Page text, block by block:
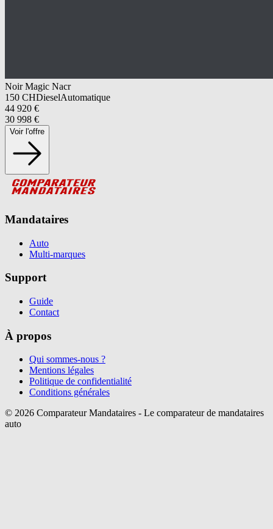
Noir Magic Nacr
150 CHDieselAutomatique
44 920 €
30 998 €
Voir l'offre
Mandataires
Auto
Multi-marques
Support
Guide
Contact
À propos
Qui sommes-nous ?
Mentions légales
Politique de confidentialité
Conditions générales
© 2026 Comparateur Mandataires - Le comparateur de mandataires
auto